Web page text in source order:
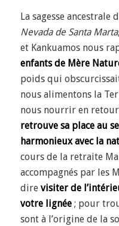
La sagesse ancestrale
Nevada de Santa Marta
et Kankuamos nous
enfants de Mère
poids qui
nous alimentons la
nous nourrir en
retrouve sa place au
harmonieux avec la
cours de la retraite
accompagnés par les
dire visiter de
votre lignée; pour
sont à l’origine de la